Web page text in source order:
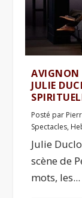
AVIGNON
JULIE
Posté par
Spectacles,
Julie
scène de
mots, les...